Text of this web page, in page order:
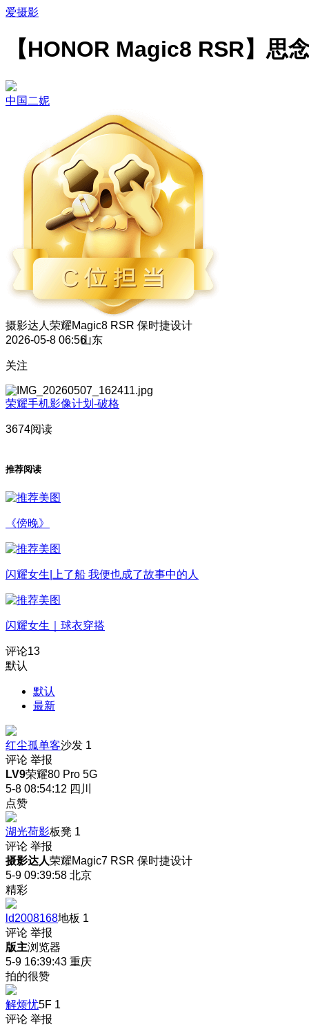
爱摄影
【HONOR Magic8 RSR】思
中国二妮
摄影达人 荣耀Magic8 RSR 保时捷设计
2026-05-8 06:56山东
关注
荣耀手机影像计划-破格
3674阅读
推荐阅读
《傍晚》
闪耀女生|上了船 我便也成了故事中的人
闪耀女生｜球衣穿搭
评论13
默认
默认
最新
红尘孤单客沙发 1
评论 举报
LV9荣耀80 Pro 5G
5-8 08:54:12 四川
点赞
湖光荷影板凳 1
评论 举报
摄影达人荣耀Magic7 RSR 保时捷设计
5-9 09:39:58 北京
精彩
ld2008168地板 1
评论 举报
版主浏览器
5-9 16:39:43 重庆
拍的很赞
解烦忧5F 1
评论 举报